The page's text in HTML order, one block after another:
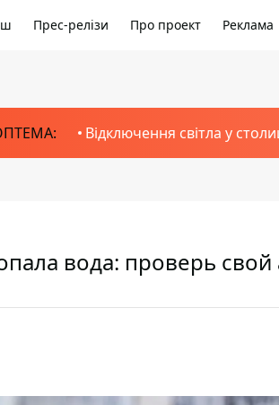
Прес-релізи Про проект Реклама
Відключення світла у
вода: проверь свой